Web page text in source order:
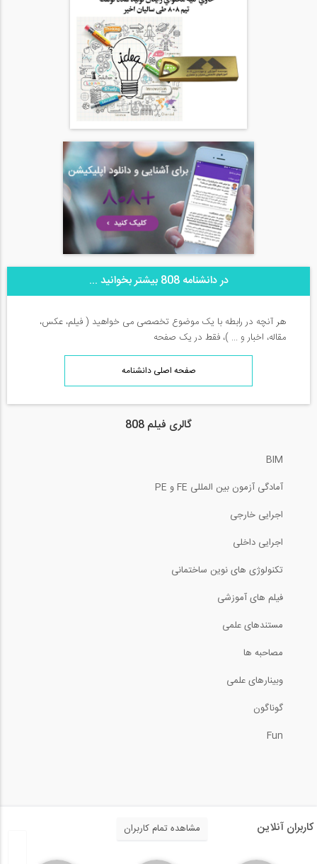
در دانشنامه 808 بیشتر بخوانید ...
هر آنچه در رابطه با یک موضوع تخصصی می خواهید ( فیلم، عکس،
مقاله، اخبار و ... )، فقط در یک صفحه
صفحه اصلی دانشنامه
گالری فیلم 808
BIM
آمادگی آزمون بین المللی FE و PE
اجرایی خارجی
اجرایی داخلی
تکنولوژی های نوین ساختمانی
فیلم های آموزشی
مستندهای علمی
مصاحبه ها
وبینارهای علمی
گوناگون
Fun
کاربران آنلاین مشاهده تمام کاربران